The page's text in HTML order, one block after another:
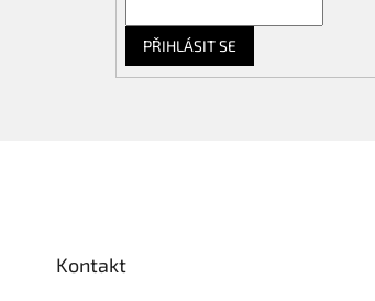
PŘIHLÁSIT SE
Kontakt